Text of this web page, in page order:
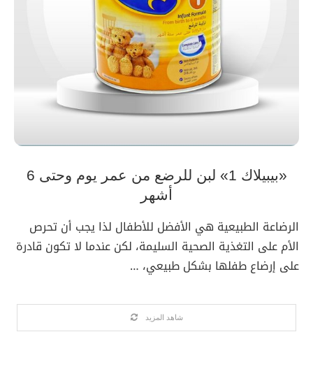
«بيبيلاك 1» لبن للرضع من عمر يوم وحتى 6
أشهر
الرضاعة الطبيعية هي الأفضل للأطفال لذا يجب أن تحرص
الأم على التغذية الصحية السليمة، لكن عندما لا تكون قادرة
على إرضاع طفلها بشكل طبيعي، …
شاهد المزيد